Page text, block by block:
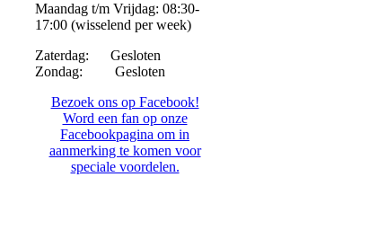
Maandag t/m Vrijdag: 08:30-
17:00 (wisselend per week)
Zaterdag: Gesloten
Zondag: Gesloten
Bezoek ons op Facebook!
Word een fan op onze
Facebookpagina om in
aanmerking te komen voor
speciale voordelen.